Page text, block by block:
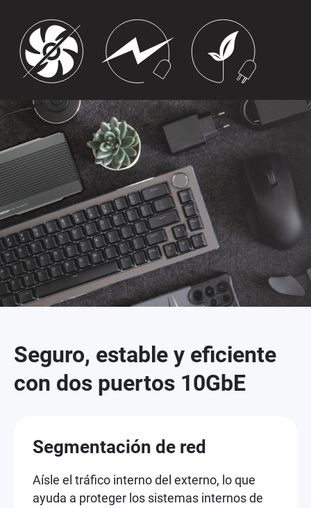
Seguro, estable y eficiente
con dos puertos 10GbE
Segmentación de red
Aísle el tráfico interno del externo, lo que
ayuda a proteger los sistemas internos de